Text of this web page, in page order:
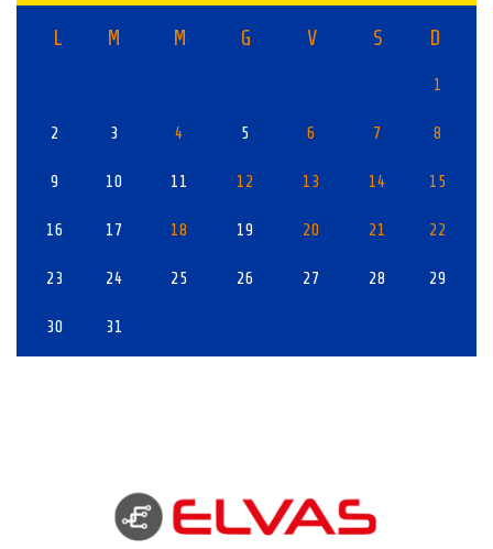
L M M G V S D
1
2 3 4 5 6 7 8
9 10 11 12 13 14 15
16 17 18 19 20 21 22
23 24 25 26 27 28 29
30 31